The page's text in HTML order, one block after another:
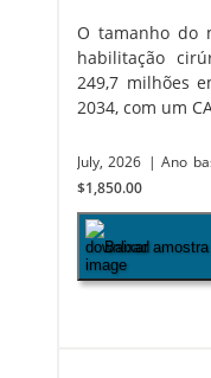
O tamanho do
habilitação
249,7 milhões
2034, com um
July, 2026 | Ano
$1,850.00
Baixar amostra